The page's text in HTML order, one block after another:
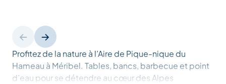
Profitez de la nature à l’Aire de Pique-nique du
Hameau à Méribel. Tables, bancs, barbecue et point
d’eau pour se détendre au cœur des Alpes